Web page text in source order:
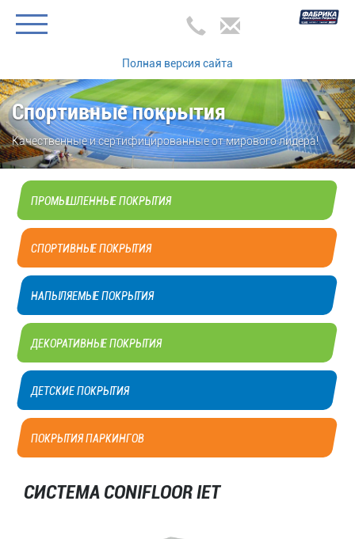
Полная версия сайта
Спортивные покрытия
Качественные и сертифицированные от мирового лидера!
ПРОМЫШЛЕННЫЕ ПОКРЫТИЯ
СПОРТИВНЫЕ ПОКРЫТИЯ
НАПЫЛЯЕМЫЕ ПОКРЫТИЯ
ДЕКОРАТИВНЫЕ ПОКРЫТИЯ
ДЕТСКИЕ ПОКРЫТИЯ
ПОКРЫТИЯ ПАРКИНГОВ
СИСТЕМА CONIFLOOR IET